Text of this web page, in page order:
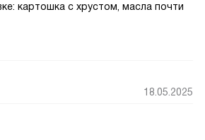
картошка с хрустом, масла почти
18.05.2025